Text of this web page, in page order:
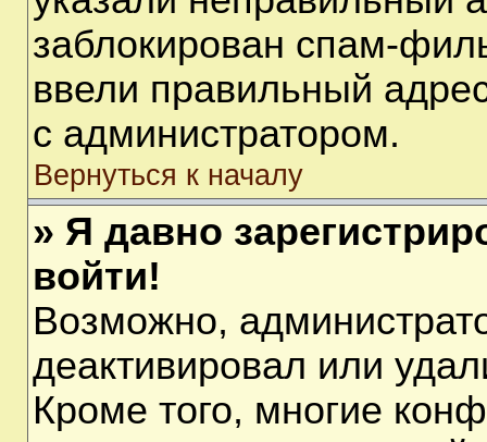
заблокирован спам-
ввели правильный
с администратором.
Вернуться к началу
» Я давно
войти!
Возможно,
деактивировал или
Кроме того, многие